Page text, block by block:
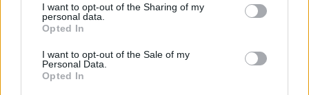
I want to opt-out of the Sharing of my
personal data.
Opted In
I want to opt-out of the Sale of my
Personal Data.
Opted In